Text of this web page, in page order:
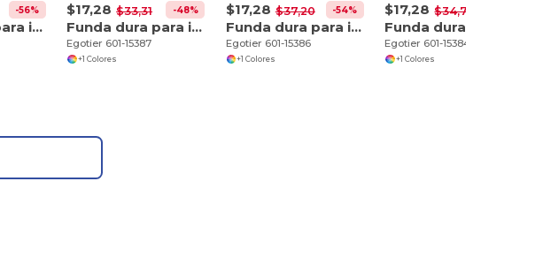
-56%
Funda dura para iPhone 12 mini
$17,28 $33,31 -48%
Funda dura para iPhone 12 Pro Max
Egotier 601-15387
+1 Colores
$17,28 $37,20 -54%
Funda dura para iPhone 12 Pro
Egotier 601-15386
+1 Colores
$17,28 $34,70
Egotier 601-15384
+1 Colores